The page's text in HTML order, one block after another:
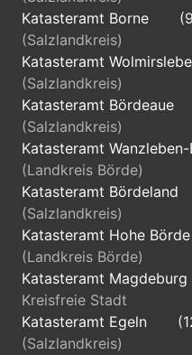
Katasteramt Borne
(Salzlandkreis)
Katasteramt
(Salzlandkreis)
Katasteramt Bördeaue
(Salzlandkreis)
Katasteramt
(Landkreis Börde)
Katasteramt Bördeland
(Salzlandkreis)
Katasteramt Hohe Börde
(Landkreis Börde)
Katasteramt Magdeburg
Kreisfreie Stadt
Katasteramt Egeln
(Salzlandkreis)